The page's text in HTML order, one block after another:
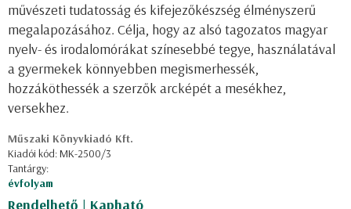
művészeti tudatosság és kifejezőkészség élményszerű
megalapozásához. Célja, hogy az alsó tagozatos magyar
nyelv- és irodalomórákat színesebbé tegye, használatával
a gyermekek könnyebben megismerhessék,
hozzáköthessék a szerzők arcképét a mesékhez,
versekhez.
Műszaki Könyvkiadó Kft.
Kiadói kód: MK-2500/3
Tantárgy:
évfolyam
Rendelhető | Kapható